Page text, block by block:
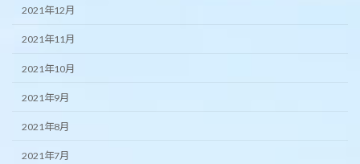
2021年12月
2021年11月
2021年10月
2021年9月
2021年8月
2021年7月